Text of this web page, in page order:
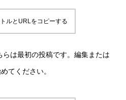
ルとURLをコピーする
は最初の投稿です。編集または
てください。